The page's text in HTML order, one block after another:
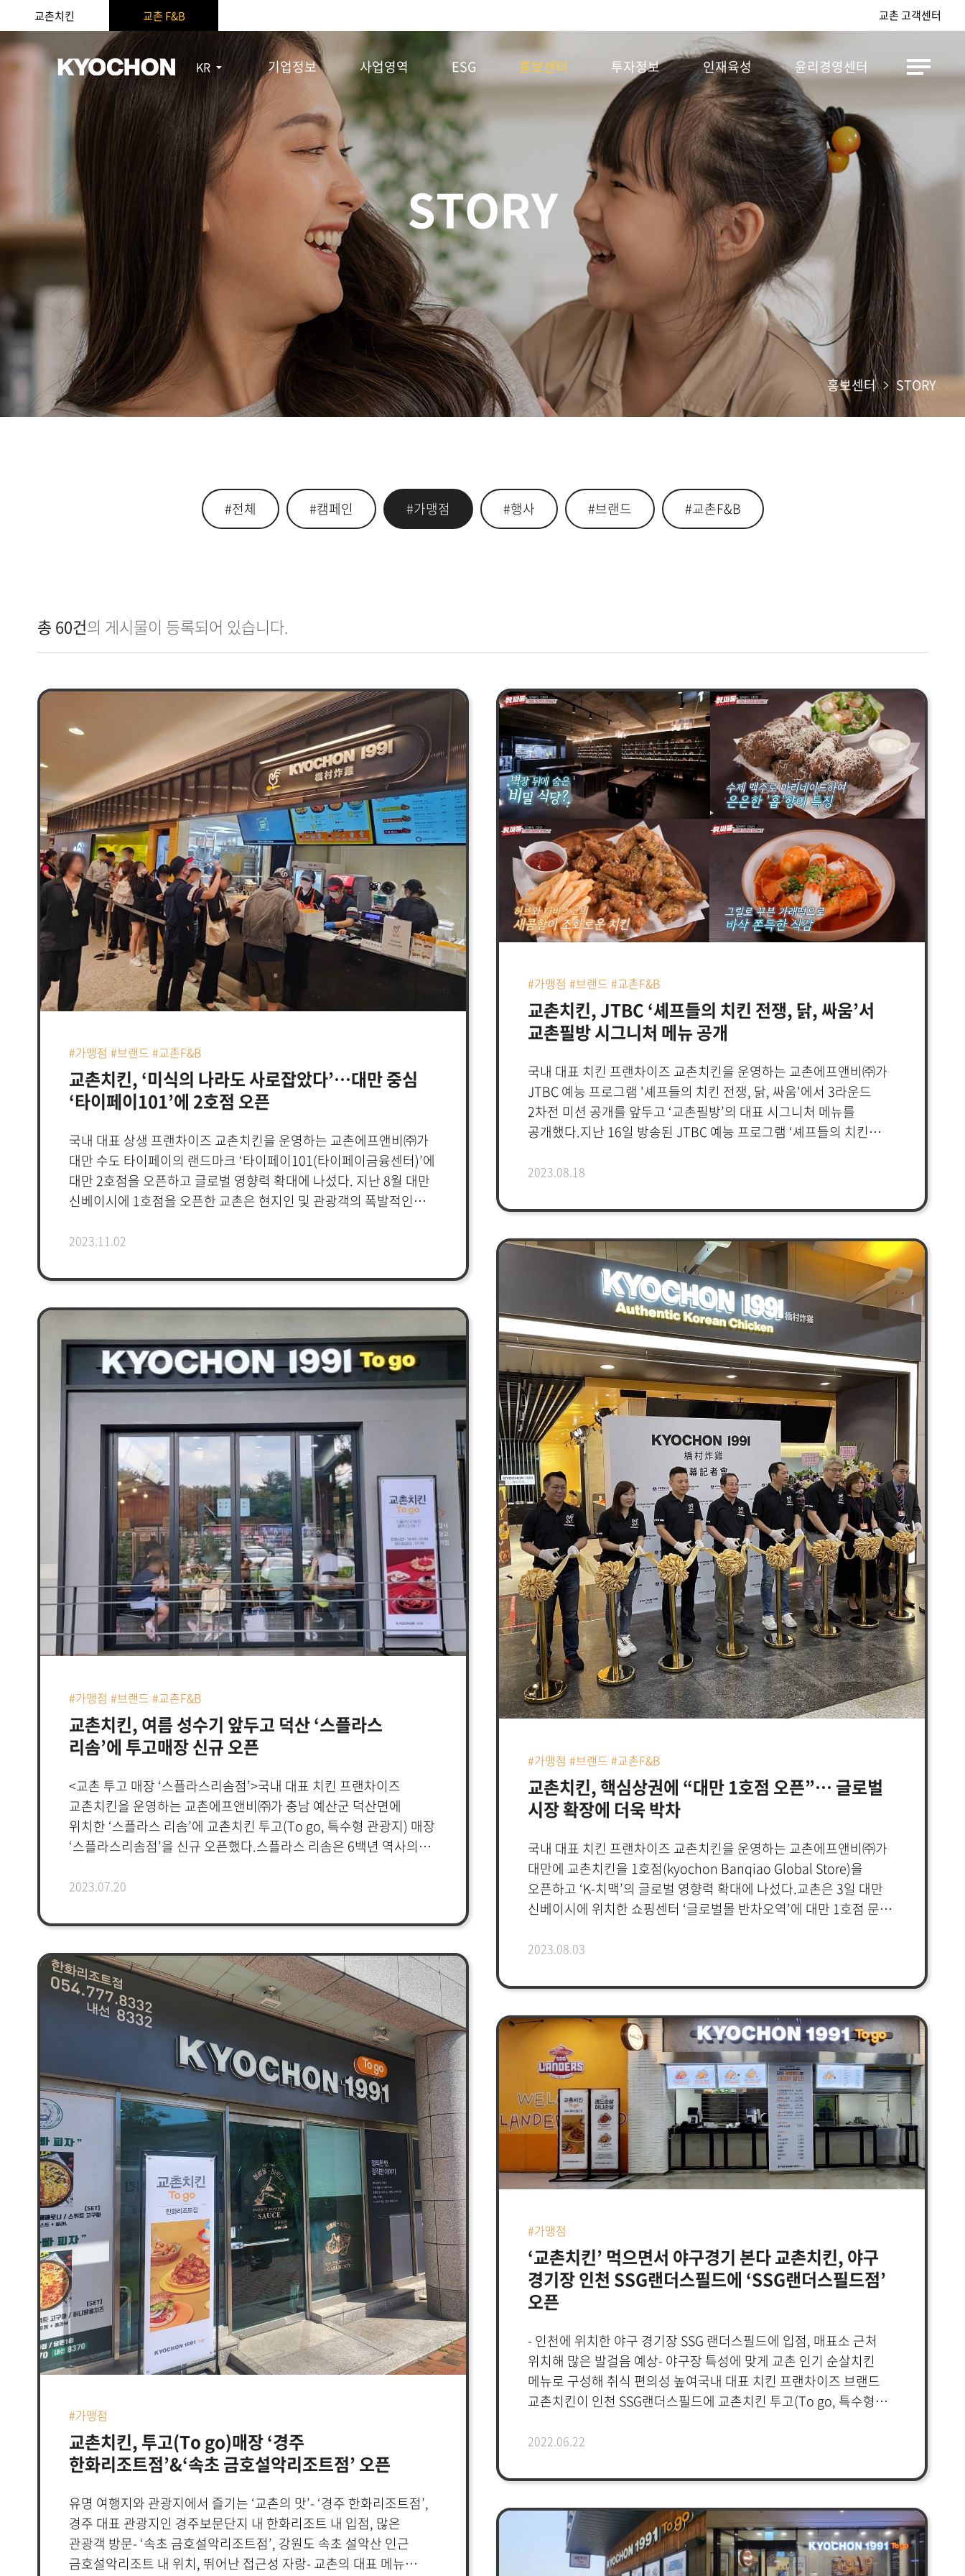
교촌치킨 교촌 F&B 교촌 고객센터
KR 기업정보 사업영역 ESG 홍보센터 투자정보 인재육성 윤리경영센터
STORY
홍보센터 STORY
#전체 #캠페인 #가맹점 #행사 #브랜드 #교촌F&B
총 60건의 게시물이 등록되어 있습니다.
#가맹점 #브랜드 #교촌F&B
교촌치킨, ‘미식의 나라도 사로잡았다’…대만 중심
‘타이페이101’에 2호점 오픈
국내 대표 상생 프랜차이즈 교촌치킨을 운영하는 교촌에프앤비㈜가
대만 수도 타이페이의 랜드마크 ‘타이페이101(타이페이금융센터)’에
대만 2호점을 오픈하고 글로벌 영향력 확대에 나섰다. 지난 8월 대만
신베이시에 1호점을 오픈한 교촌은 현지인 및 관광객의 폭발적인
입점을 확정했다.이는 ‘세계인의 맛을 디자인하는 글로벌
글로벌)’, ‘S(Sauce, 소스)’, ‘E(Eco, 친환경)’, ‘P(Platform, 플랫폼)’
테이크아웃 전용 매장으로 운영된다. 타이페이101은 대만의
세계적인 랜드마크이자 교통의 요충지로, 타이페이의 금융 중심지에
위치해있다. 대만을 한눈에 내려다볼 수 있는 전망대와 대형 백화점,
영화관을 비롯한 즐길 거리도 가득해 다양한 연령의 유동인구가
집결하는 핵심 상권으로 꼽히며, 세계적인 유명 브랜드 사이에
입점하여 글로벌 브랜드와 경쟁할 예정이다. 대만 1호점에서 큰
인기를 끈 치맥(교촌 수제맥주+치킨) 메뉴를 필두로 시그니처 치킨과
사이드 메뉴를 함께 맛 볼 수 있는 세트메뉴를 강화하여 타이페이
초도심 오피스 상주인구와 여행객의 입맛을 동시에 공략할 예정이다.
추후 그랩앤고(Grab&Go) 메뉴와 ‘교촌 시크릿 볶음면’ 2종을 포함한
‘치면(치킨+면)’ 메뉴도 선보이며, 교촌의 글로벌 신컨셉 매장과 한국
식문화를 적극 홍보할 예정이다. 2호점 오픈을 맞아 타이페이101의
우수고객 450명을 대상으로 진행한 사전 예약 판매가 하루만에
완판될만큼 대만에서 교촌치킨의 인기는 뜨겁다. 교촌은 이런 인기에
힘입어 더 많은 현지 고객에게 K-치킨의 다채로운 맛을 전파하는데
힘쓴다는 계획이다. 송원엽 교촌에프앤비㈜ 신성장전략사업부문
선보일 수 있는 차별화된 소스 맛과 제품, 글로벌 신매장 컨셉을
적용하여 전 세계 고객의 입맛을 사로 잡는 K외식의 대표 브랜드로
자리매김 할 것”이라고 말했다.한편, 교촌은 올해 초 대만시장 진출을
계약을 체결하고 지난 8월 현지 1호점을 오픈한 바 있다. 연말에 대만
3호점을 추가 오픈 할 예정이며, 향후 교촌의 가정식소스, 수제맥주,
간편식 제품들도 대만 시장에 수입 유통을 확대, 적극적으로
해외시장을 개척해 사업 경쟁력을 더욱 강화할 방침이다.
2023.11.02
#가맹점 #브랜드 #교촌F&B
교촌치킨, JTBC ‘셰프들의 치킨 전쟁, 닭, 싸움’서
교촌필방 시그니처 메뉴 공개
국내 대표 치킨 프랜차이즈 교촌치킨을 운영하는 교촌에프앤비㈜가
JTBC 예능 프로그램 '셰프들의 치킨 전쟁, 닭, 싸움'에서 3라운드
2차전 미션 공개를 앞두고 ‘교촌필방’의 대표 시그니처 메뉴를
공개했다.지난 16일 방송된 JTBC 예능 프로그램 ‘셰프들의 치킨
이태원에 위치한 교촌 플래그십 매장 ‘교촌필방’을 방문하는 모습이
블랙&옐로 톤의 모던한 치맥바와 붓 등 문방사우 컨셉으로 꾸며진
수제자 6인은 ‘교촌필방’에서만 맛볼 수 있는 시그니처 메뉴인 ‘필방
스페셜 치킨’, ‘본초 치킨’, ‘꾸븐 떡볶이’를 시식하며 닭싸움 미션에
관한 대화를 나눴다. 이번 3라운드 2차전 미션은 ‘K-마스터 치킨’으로
한국의 요리 장인들이 선보인 메뉴에서 영감을 얻어 세계인을
감동시킬 치킨을 완성하는 것.특히 중식의 대가로 알려져 있는 이연복
셰프팀의 왕병호 수제자는 대표 메뉴를 시식하며 ‘꿀치킨
(허니시리즈)을 서구화한 맛’이라며 K-마스터 치킨 개발을 위한
영감을 얻는 모습을 보였다. 또한 치킨에 떡볶이와 어묵을 올려먹는
것에서 아이디어를 얻어 떡과 어묵, 새우 등을 치킨과 함께 조합한
메뉴를 선보여 평가자들의 찬사를 얻어냈다. 또한 왕병호 수제자의
라이벌인 장도 수제자는 메밀 장인의 메밀을 활용하여 중국식 치킨
메밀 춘권을 만들어 이목을 집중시켰다.교촌에프앤비㈜ 관계자는
“교촌필방에서만 맛볼 수 있는 시그니처 메뉴들은 재료 간의 궁합과
조화가 돋보이는 특별 메뉴로 이번 미션과도 연관돼있다”라며
“교촌치킨은 앞으로도 세계인을 감동시킬 새로운 K-치킨을 위해
연구개발에 집중하고 있다”라고 말했다.
2023.08.18
#가맹점 #브랜드 #교촌F&B
교촌치킨, 핵심상권에 “대만 1호점 오픈”… 글로벌
시장 확장에 더욱 박차
국내 대표 치킨 프랜차이즈 교촌치킨을 운영하는 교촌에프앤비㈜가
대만에 교촌치킨을 1호점(kyochon Banqiao Global Store)을
오픈하고 ‘K-치맥’의 글로벌 영향력 확대에 나섰다.교촌은 3일 대만
신베이시에 위치한 쇼핑센터 ‘글로벌몰 반차오역’에 대만 1호점 문을
적용한 첫 매장이다. 교촌의 대표 메뉴는 물론, 현지 입맛을 고려한
치킨과 함께 즐길 수 있는 치맥, 치면 등 세트메뉴에도 힘을 쏟았다.
(소빈블랑,1991라거)들과 얼마전 국내에서 선보인 볶음면
(레드시크릿볶음면, 블랙시크릿볶음면)을 현지 매장에도 도입하여
대만 고객들에게 새로운 치킨 트렌드를 선도해나갈 예정이다.
교촌치킨 대만 1호점이 자리한 대만 신베이시의 반차오 구는
행정시설과 주요 기업들이 밀집한 교통의 요충지로, 다양한 연령층이
모이는 곳이다. 또한 글로벌 유명 브랜드 입점 등 각종 관광명소,
쇼핑몰 등과도 인접해 있는 유동인구가 많은 지역이다. 교촌은
이곳에서 차별화 된 맛과 서비스로 현지 고객과 관광객 모두를
사로잡을 방침이다.이번 대만 매장 오픈은 권원강 교촌에프앤비㈜
“치맥, 치면” 등 다양한 한국의 식문화를 알리며 글로벌 K-푸드
트렌드를 이끌어나가는 브랜드로 자리매김하기 위해 노력할
계획이다. 또한 향후 적극적으로 해외시장을 개척해 4,000조 규모에
육박하는 세계 외식시장에서 경쟁력을 강화할 방침이다.교촌은 대만
1호점 오픈을 시작으로 매장 확대를 본격화한다. 오는 10월에는
타이페이 최고상권에 2호점을 오픈, 연내 3호점까지 연다는
계획이다. 현재 교촌은 7개국에서 총 67개의 해외 매장을 운영
중이다.권원강 교촌에프앤비㈜ 회장은 “한국을 대표하는 식문화인
‘치맥(치킨+맥주)’을 대만에서도 그대로 즐길 수 있도록 교촌 대표
치킨 메뉴와 더불어 문베어브루잉 수제맥주를 동시에 선보이게
한국을 대표하는 글로벌 K-푸드로 자리매김해 한국의 식문화를
그룹은 대만을 대표하는 3대 식음료 그룹 중 한 곳으로, 프랜차이즈
외식 가맹분야에 높은 역량을 보유하고 있다. 대만 내 외식 산업을
이끌어가고 있는 탄탄한 인프라와 노하우를 갖춘 회사다.
2023.08.03
#가맹점 #브랜드 #교촌F&B
교촌치킨, 여름 성수기 앞두고 덕산 ‘스플라스
리솜’에 투고매장 신규 오픈
<교촌 투고 매장 ‘스플라스리솜점’>국내 대표 치킨 프랜차이즈
교촌치킨을 운영하는 교촌에프앤비㈜가 충남 예산군 덕산면에
위치한 ‘스플라스 리솜’에 교촌치킨 투고(To go, 특수형 관광지) 매장
‘스플라스리솜점’을 신규 오픈했다.스플라스 리솜은 6백년 역사의
다양한 실내외 시설을 보유해 사계절 내내 가족 단위 고객들이 즐겨
다양한 물놀이 엔터테인먼트 시설 등을 보유해 여름 성수기에도 많은
1991 투고 매장'을 새로 오픈하고 여행객들에게 평소 즐기던 교촌의
맛을 리조트 내에서 그대로 즐길 수 있도록 운영할
계획이다.'교촌1991 투고 스플라스 리솜점'은 본관 1층 플렉스타워
내 입점했다. 교촌 오리지널 및 레드오리지널, 허니콤보 등 교촌의
대표 인기 메뉴와 웨지감자, 치즈볼, 등 사이드 메뉴 및 수제 맥주를
함께 선보이며 관광객들에게 외식의 즐거움을 선사할 전망이다.앞서
교촌은 21년 12월 ‘포레스트 리솜’, 22년 5월 ‘아일랜드 리솜’에 이어
이번에 ‘스플라스 리솜’에 입점함에 따라, 호반호텔&리조트가
운영중인 리솜 리조트 전체에서 교촌 매장을 운영하게 됐다.현재
교촌치킨은 특수형 투고 매장을 지속 오픈 중에 있으며, 리조트
외에도 해수욕장 등 다양한 특수상권으로 범위를 넓혀가고 있는
중이다.교촌에프앤비㈜ 관계자는 “투고 매장은 시그니처 메뉴를
중심으로 이동성, 편리성, 조리 간편성 등을 콘셉트로 하는 특수한
형태로, 여름 휴가시즌에 맞춰 고객과의 접점을 확대해 나가고
있다”며 “최상의 맛과 철저한 위생관리로 가정이나 매장뿐 아니라
휴가지에서도 교촌치킨을 즐기실 수 있도록 운영에 만전을 기하고
있다”고 했다.
2023.07.20
#가맹점
교촌치킨, 투고(To go)매장 ‘경주
한화리조트점’&‘속초 금호설악리조트점’ 오픈
유명 여행지와 관광지에서 즐기는 ‘교촌의 맛’- ‘경주 한화리조트점’,
경주 대표 관광지인 경주보문단지 내 한화리조트 내 입점, 많은
관광객 방문- ‘속초 금호설악리조트점’, 강원도 속초 설악산 인근
금호설악리조트 내 위치, 뛰어난 접근성 자랑- 교촌의 대표 메뉴
#가맹점
‘교촌치킨’ 먹으면서 야구경기 본다 교촌치킨, 야구
경기장 인천 SSG랜더스필드에 ‘SSG랜더스필드점’
오픈
- 인천에 위치한 야구 경기장 SSG 랜더스필드에 입점, 매표소 근처
위치해 많은 발걸음 예상- 야구장 특성에 맞게 교촌 인기 순살치킨
메뉴로 구성해 취식 편의성 높여국내 대표 치킨 프랜차이즈 브랜드
교촌치킨이 인천 SSG랜더스필드에 교촌치킨 투고(To go, 특수형
‘SSG랜더스필드점’은 인천에 위치한 야구 경기장 SSG 랜더스필드에
야구팬들이 야구 경기를 관람하며 교촌을 함께 즐길 수 있도록
허니순살, 레드순살, 살살치킨 등 교촌 인기 순살치킨 메뉴로만
준비해 취식의 편의성을 높였다. 매표소 근처라는 위치적 장점과 야구
경기에 빠질 수 없는 치킨 인만큼 많은 고객들의 많은 발걸음이
2022.06.22